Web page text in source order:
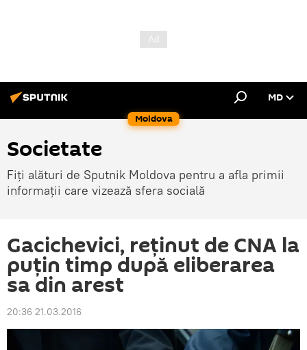
Moldova
MD
Societate
Fiți alături de Sputnik Moldova pentru a afla primii
informații care vizează sfera socială
Gacichevici, reţinut de CNA la
puţin timp după eliberarea
sa din arest
20:36 21.03.2016